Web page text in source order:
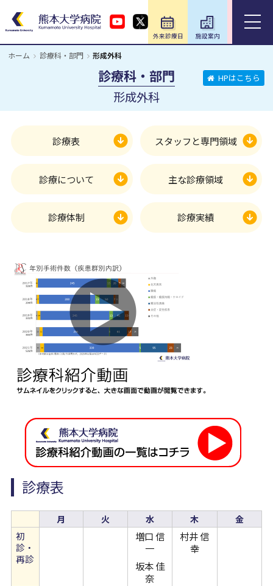
外来診療日 施設案内
ホーム 診療科・部門 形成外科
診療科・部門
形成外科
HPはこちら
診療表 スタッフと専門領域
診療について 主な診療領域
診療体制 診療実績
診療表
月 火 水 木 金
初
診・
再診
増口 信
一
坂本 佳
奈
村井 信
幸
ホーム
外来のご案内
入院のご案内
診療科・部門
医療関係の方
病院について
Foreign Language